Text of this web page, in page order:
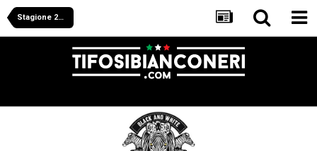
Stagione 2013/2014